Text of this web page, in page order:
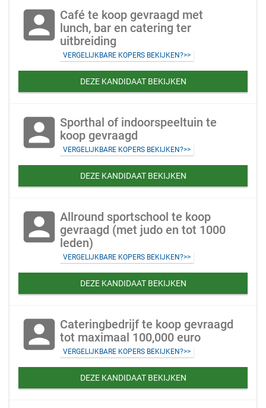
account_box Café te koop gevraagd met
lunch, bar en catering ter
uitbreiding
VERGELIJKBARE KOPERS BEKIJKEN?>>
DEZE KANDIDAAT BEKIJKEN
account_box Sporthal of indoorspeeltuin te
koop gevraagd
VERGELIJKBARE KOPERS BEKIJKEN?>>
DEZE KANDIDAAT BEKIJKEN
account_box Allround sportschool te koop
gevraagd (met judo en tot 1000
leden)
VERGELIJKBARE KOPERS BEKIJKEN?>>
DEZE KANDIDAAT BEKIJKEN
account_box Cateringbedrijf te koop gevraagd
tot maximaal 100,000 euro
VERGELIJKBARE KOPERS BEKIJKEN?>>
DEZE KANDIDAAT BEKIJKEN